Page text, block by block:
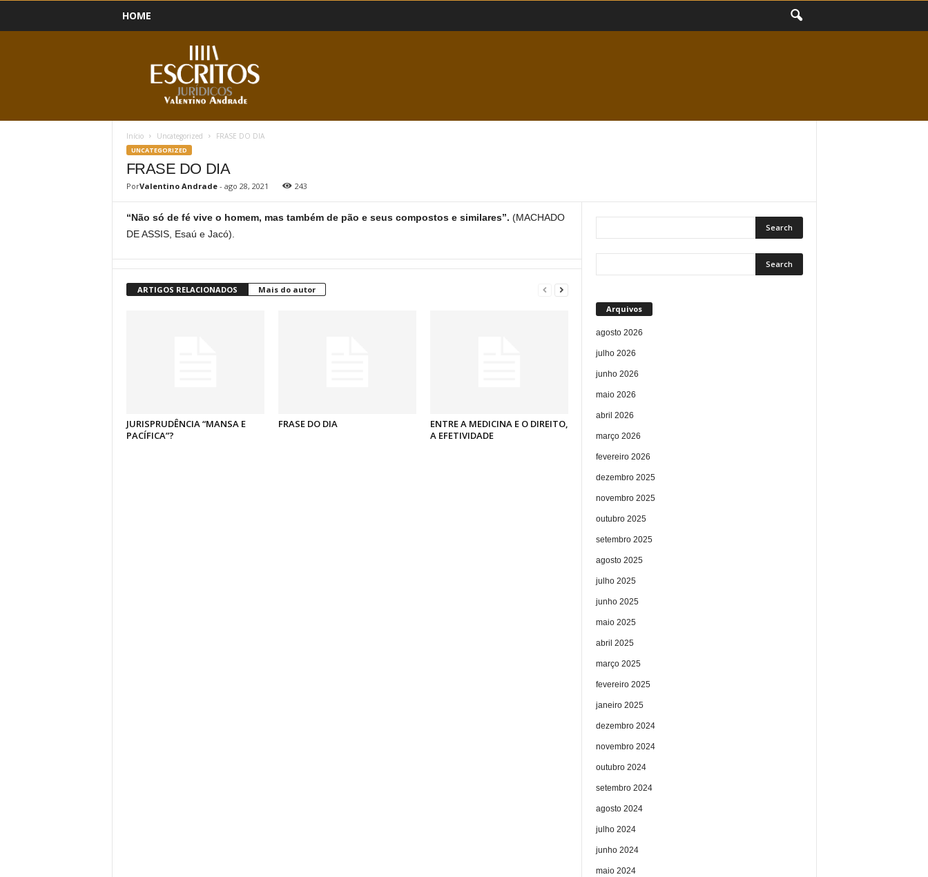
HOME
Início Uncategorized FRASE DO DIA
UNCATEGORIZED
FRASE DO DIA
PorValentino Andrade- ago 28, 2021 243
“Não só de fé vive o homem, mas também de pão e seus compostos e similares”. (MACHADO
DE ASSIS, Esaú e Jacó).
ARTIGOS RELACIONADOS Mais do autor
JURISPRUDÊNCIA “MANSA E
PACÍFICA”?
FRASE DO DIA
ENTRE A MEDICINA E O DIREITO,
A EFETIVIDADE
Arquivos
agosto 2026
julho 2026
junho 2026
maio 2026
abril 2026
março 2026
fevereiro 2026
dezembro 2025
novembro 2025
outubro 2025
setembro 2025
agosto 2025
julho 2025
junho 2025
maio 2025
abril 2025
março 2025
fevereiro 2025
janeiro 2025
dezembro 2024
novembro 2024
outubro 2024
setembro 2024
agosto 2024
julho 2024
junho 2024
maio 2024